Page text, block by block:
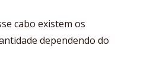
cabo existem os
dependendo do